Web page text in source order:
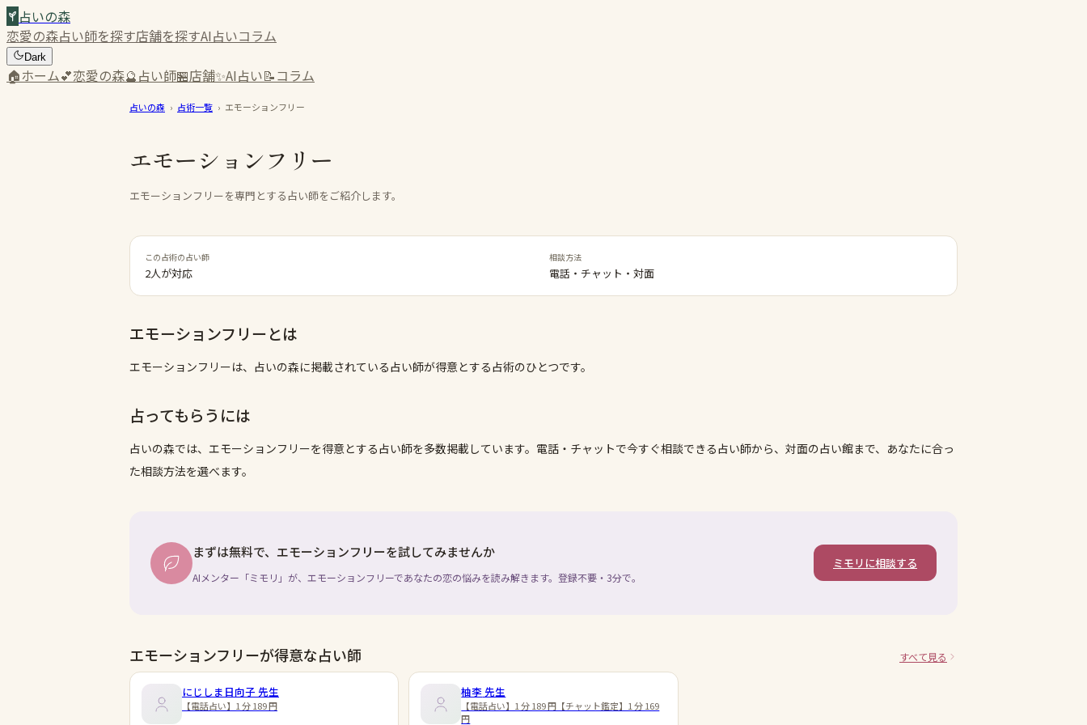
占いの森
恋愛の森占い師を探す店舗を探すAI占いコラム
Dark
🏠ホーム💕恋愛の森🔮占い師🏪店舗✨AI占い📝コラム
占いの森 › 占術一覧 › エモーションフリー
エモーションフリー
エモーションフリーを専門とする占い師をご紹介します。
この占術の占い師
2人が対応
相談方法
電話・チャット・対面
エモーションフリーとは
エモーションフリーは、占いの森に掲載されている占い師が得意とする占術のひとつです。
占ってもらうには
占いの森では、 エモーションフリーを得意とする占い師を多数掲載しています。電話・チャットで今すぐ相談できる占い師から、対面の占い館まで、あなたに合っ
た相談方法を選べます。
まずは無料で、エモーションフリーを試してみませんか
AIメンター「ミモリ」が、エモーションフリーであなたの恋の悩みを読み解きます。登録不要・3分で。
ミモリに相談する
エモーションフリーが得意な占い師 すべて見る
にじしま日向子 先生
【電話占い】1 分 189 円
柚李 先生
【電話占い】1 分 189 円【チャット鑑定】1 分 169
円